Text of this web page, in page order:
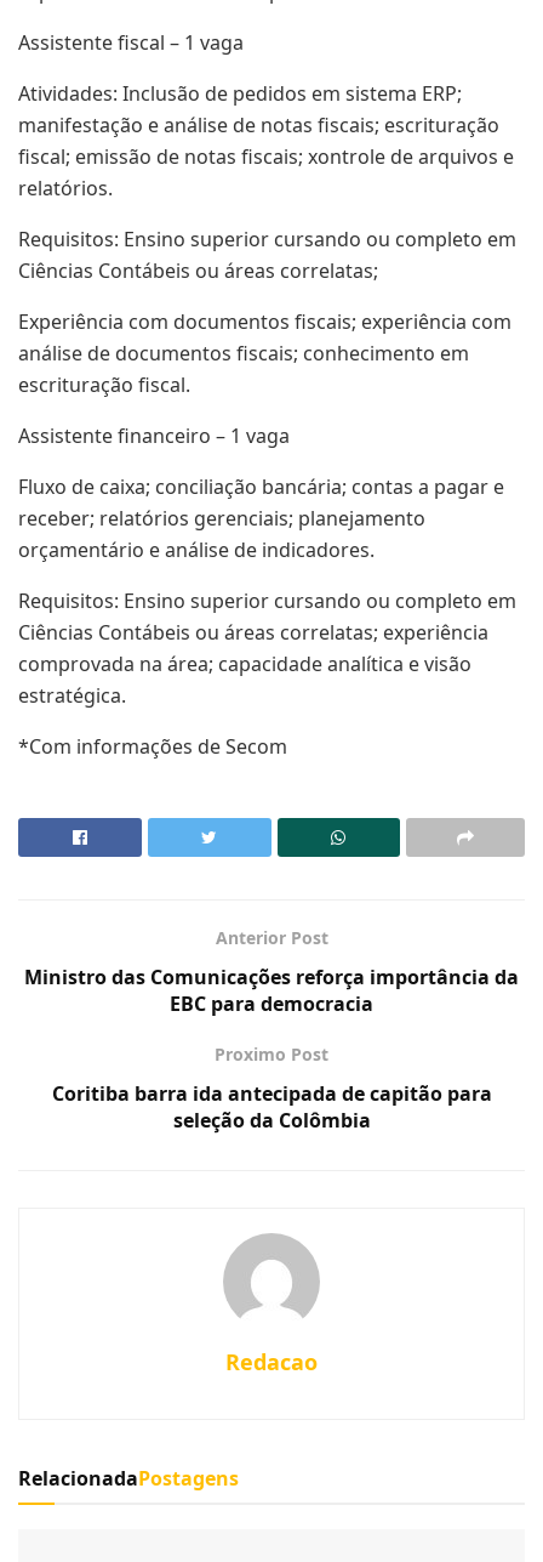
Assistente fiscal – 1 vaga
Atividades: Inclusão de pedidos em sistema ERP;
manifestação e análise de notas fiscais; escrituração
fiscal; emissão de notas fiscais; xontrole de arquivos e
relatórios.
Requisitos: Ensino superior cursando ou completo em
Ciências Contábeis ou áreas correlatas;
Experiência com documentos fiscais; experiência com
análise de documentos fiscais; conhecimento em
escrituração fiscal.
Assistente financeiro – 1 vaga
Fluxo de caixa; conciliação bancária; contas a pagar e
receber; relatórios gerenciais; planejamento
orçamentário e análise de indicadores.
Requisitos: Ensino superior cursando ou completo em
Ciências Contábeis ou áreas correlatas; experiência
comprovada na área; capacidade analítica e visão
estratégica.
*Com informações de Secom
Anterior Post
Ministro das Comunicações reforça importância da
EBC para democracia
Proximo Post
Coritiba barra ida antecipada de capitão para
seleção da Colômbia
Redacao
RelacionadaPostagens